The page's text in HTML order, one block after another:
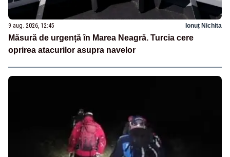
9 aug. 2026, 12:45 Ionuț Nichita
Măsură de urgență în Marea Neagră. Turcia cere
oprirea atacurilor asupra navelor